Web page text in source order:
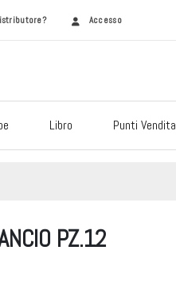
Accesso
Libro Punti Vendita
PZ.12